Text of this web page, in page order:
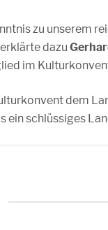
zu unserem
dazu
im
dem
ein schlüssiges